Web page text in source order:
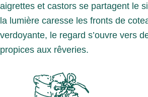
aigrettes et castors se partagent le
la lumière caresse les fronts de
verdoyante, le regard s’ouvre vers
propices aux rêveries.